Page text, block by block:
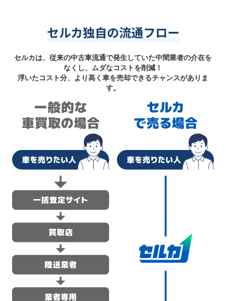
セルカ独自の流通フロー
セルカは、従来の中古車流通で発生していた中間業者の介在を
なくし、ムダなコストを削減！
浮いたコスト分、より高く車を売却できるチャンスがありま
す。